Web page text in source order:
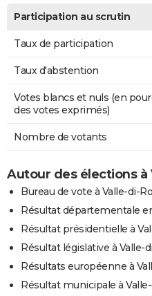
Participation au scrutin
Taux de participation
Taux d'abstention
Votes blancs et nuls (en
des votes exprimés)
Nombre de votants
Autour des élections à
Bureau de vote à Valle-di-
Résultat départementale
Résultat présidentielle à
Résultat législative à Valle-
Résultats européenne à
Résultat municipale à